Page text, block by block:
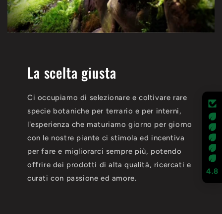
La scelta giusta
Ci occupiamo di selezionare e coltivare rare
specie botaniche per terrario e per interni,
l'esperienza che maturiamo giorno per giorno
con le nostre piante ci stimola ed incentiva
per fare e migliorarci sempre più, potendo
offrire dei prodotti di alta qualità, ricercati e
curati con passione ed amore.
4.8